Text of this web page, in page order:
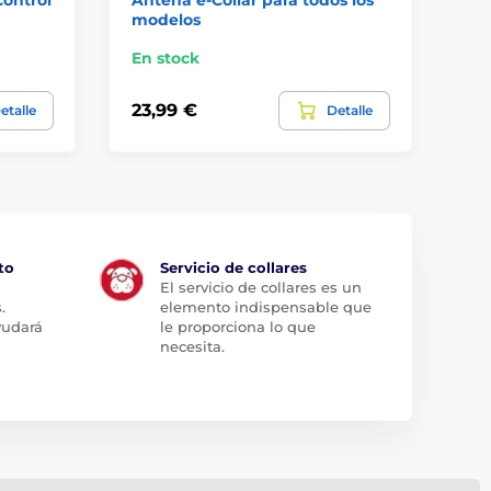
modelos
En stock
23,99 € Detalle
Servicio de collares
El servicio de collares es un
elemento indispensable que
le proporciona lo que
necesita.